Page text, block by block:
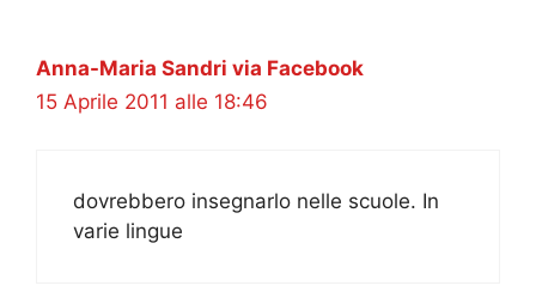
Anna-Maria Sandri via Facebook
15 Aprile 2011 alle 18:46
dovrebbero insegnarlo nelle scuole. In
varie lingue